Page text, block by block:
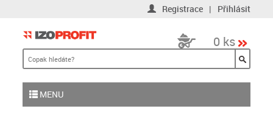
Registrace | Přihlásit
0 ks
MENU